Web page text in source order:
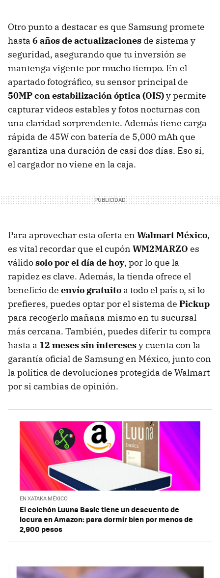
Otro punto a destacar es que Samsung promete
hasta 6 años de actualizaciones de sistema y
seguridad, asegurando que tu inversión se
mantenga vigente por mucho tiempo. En el
apartado fotográfico, su sensor principal de
50MP con estabilización óptica (OIS)y permite
capturar videos estables y fotos nocturnas con
una claridad sorprendente. Además tiene carga
rápida de 45W con batería de 5,000 mAh que
garantiza una duración de casi dos días. Eso sí,
el cargador no viene en la caja.
Para aprovechar esta oferta en Walmart México,
es vital recordar que el cupón WM2MARZO es
válidosolo por el día de hoy, por lo que la
rapidez es clave. Además, la tienda ofrece el
beneficio de envío gratuito a todo el país o, si lo
prefieres, puedes optar por el sistema de Pickup
para recogerlo mañana mismo en tu sucursal
más cercana. También, puedes diferir tu compra
hasta a 12 meses sin interesesy cuenta con la
garantía oficial de Samsung en México, junto con
la política de devoluciones protegida de Walmart
por si cambias de opinión.
EN XATAKA MÉXICO
El colchón Luuna Basic tiene un descuento de
locura en Amazon: para dormir bien por menos de
2,900 pesos